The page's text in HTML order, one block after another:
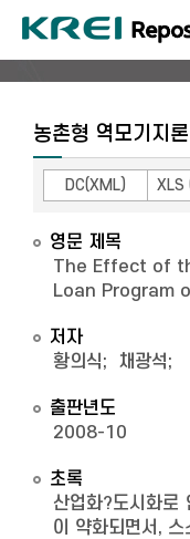
농촌형 역모기지
DC(XML) XLS
영문 제목
The Effect of
Loan Program
저자
황의식; 채광석;
출판년도
2008-10
초록
산업화?도시화로
이 약화되면서,